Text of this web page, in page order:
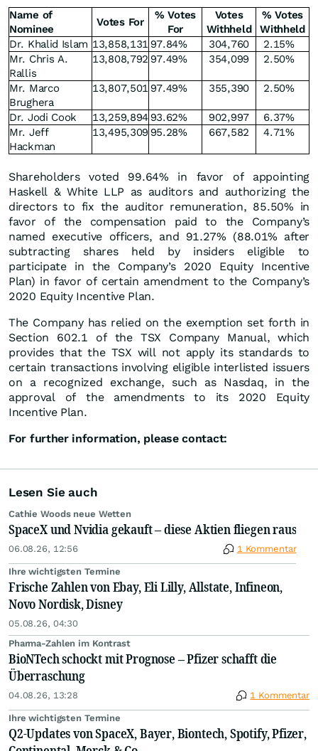
Name of
Nominee
Votes For
% Votes
For
Votes
Withheld
% Votes
Withheld
Dr. Khalid Islam 13,858,13197.84% 304,760 2.15%
Mr. Chris A.
Rallis
13,808,792 97.49% 354,099 2.50%
Mr. Marco
Brughera
13,807,50197.49% 355,390 2.50%
Dr. Jodi Cook 13,259,89493.62% 902,997 6.37%
Mr. Jeff
Hackman
13,495,309 95.28% 667,582 4.71%
Shareholders voted 99.64% in favor of appointing
Haskell & White LLP as auditors and authorizing the
directors to fix the auditor remuneration, 85.50% in
favor of the compensation paid to the Company’s
named executive officers, and 91.27% (88.01% after
subtracting shares held by insiders eligible to
participate in the Company’s 2020 Equity Incentive
Plan) in favor of certain amendment to the Company’s
2020 Equity Incentive Plan.
The Company has relied on the exemption set forth in
Section 602.1 of the TSX Company Manual, which
provides that the TSX will not apply its standards to
certain transactions involving eligible interlisted issuers
on a recognized exchange, such as Nasdaq, in the
approval of the amendments to its 2020 Equity
Incentive Plan.
For further information, please contact:
Lesen Sie auch
Cathie Woods neue Wetten
SpaceX und Nvidia gekauft – diese Aktien fliegen raus
06.08.26, 12:56 1 Kommentar
Ihre wichtigsten Termine
Frische Zahlen von Ebay, Eli Lilly, Allstate, Infineon,
Novo Nordisk, Disney
05.08.26, 04:30
Pharma-Zahlen im Kontrast
BioNTech schockt mit Prognose – Pfizer schafft die
Überraschung
04.08.26, 13:28 1 Kommentar
Ihre wichtigsten Termine
Q2-Updates von SpaceX, Bayer, Biontech, Spotify, Pfizer,